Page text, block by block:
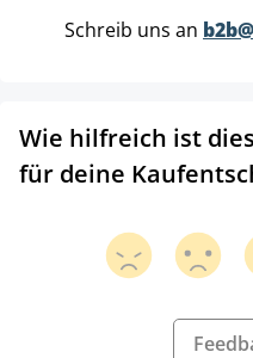
Schreib uns an
Wie hilfreich ist
für deine